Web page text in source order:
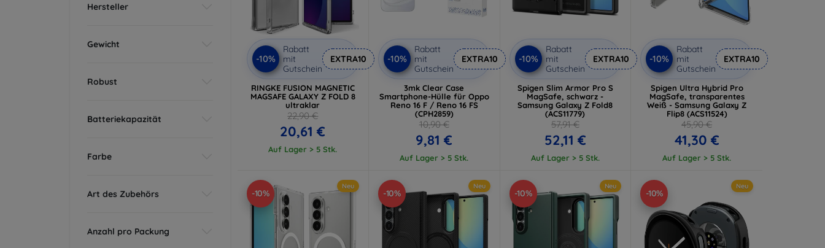
Hersteller
Gewicht
Robust
Batteriekapazität
Farbe
Art des Zubehörs
Anzahl pro Packung
-10%
Rabatt
mit
Gutschein
EXTRA10
RINGKE FUSION MAGNETIC
MAGSAFE GALAXY Z FOLD 8
ultraklar
22,90 €
20,61 €
Auf Lager > 5 Stk.
-10%
Rabatt
mit
Gutschein
EXTRA10
3mk Clear Case
Smartphone-Hülle für Oppo
Reno 16 F / Reno 16 FS
(CPH2859)
10,90 €
9,81 €
Auf Lager > 5 Stk.
-10%
Rabatt
mit
Gutschein
EXTRA10
Spigen Slim Armor Pro S
MagSafe, schwarz -
Samsung Galaxy Z Fold8
(ACS11779)
57,91 €
52,11 €
Auf Lager > 5 Stk.
-10%
Rabatt
mit
Gutschein
EXTRA10
Spigen Ultra Hybrid Pro
MagSafe, transparentes
Weiß - Samsung Galaxy Z
Flip8 (ACS11524)
45,90 €
41,30 €
Auf Lager > 5 Stk.
-10%
Neu
-10%
Neu
-10%
Neu
-10%
Neu